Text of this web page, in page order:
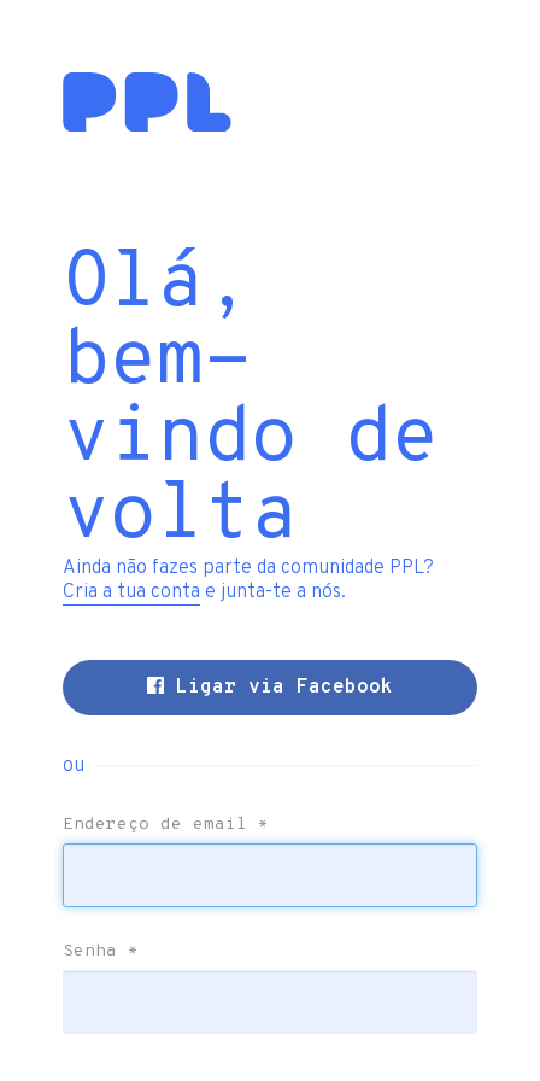
Olá,
bem-
vindo de
volta
Ainda não fazes parte da comunidade PPL?
Cria a tua conta e junta-te a nós.
Ligar via Facebook
ou
Endereço de email *
Senha *